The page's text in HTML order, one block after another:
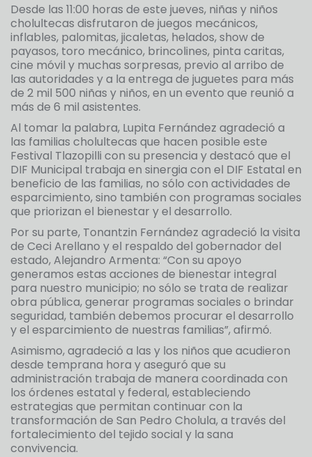
Desde las 11:00 horas de este jueves, niñas y niños
cholultecas disfrutaron de juegos mecánicos,
inflables, palomitas, jicaletas, helados, show de
payasos, toro mecánico, brincolines, pinta caritas,
cine móvil y muchas sorpresas, previo al arribo de
las autoridades y a la entrega de juguetes para más
de 2 mil 500 niñas y niños, en un evento que reunió a
más de 6 mil asistentes.
Al tomar la palabra, Lupita Fernández agradeció a
las familias cholultecas que hacen posible este
Festival Tlazopilli con su presencia y destacó que el
DIF Municipal trabaja en sinergia con el DIF Estatal en
beneficio de las familias, no sólo con actividades de
esparcimiento, sino también con programas sociales
que priorizan el bienestar y el desarrollo.
Por su parte, Tonantzin Fernández agradeció la visita
de Ceci Arellano y el respaldo del gobernador del
estado, Alejandro Armenta: “Con su apoyo
generamos estas acciones de bienestar integral
para nuestro municipio; no sólo se trata de realizar
obra pública, generar programas sociales o brindar
seguridad, también debemos procurar el desarrollo
y el esparcimiento de nuestras familias”, afirmó.
Asimismo, agradeció a las y los niños que acudieron
desde temprana hora y aseguró que su
administración trabaja de manera coordinada con
los órdenes estatal y federal, estableciendo
estrategias que permitan continuar con la
transformación de San Pedro Cholula, a través del
fortalecimiento del tejido social y la sana
convivencia.